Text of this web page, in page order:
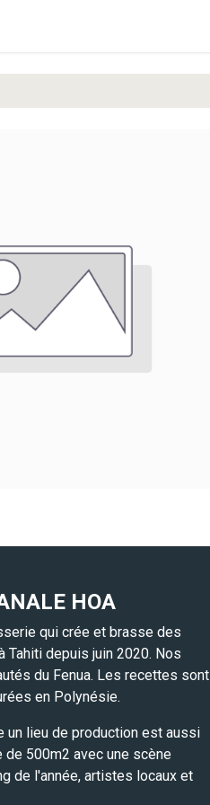
HOA
qui crée et brasse des
Tahiti depuis juin 2020. Nos
du Fenua. Les recettes sont
en Polynésie.
un lieu de production est aussi
500m2 avec une scène
de l'année, artistes locaux et